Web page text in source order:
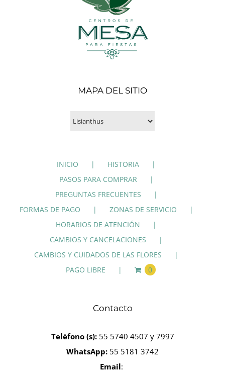
MAPA DEL SITIO
INICIO
HISTORIA
PASOS PARA COMPRAR
PREGUNTAS FRECUENTES
FORMAS DE PAGO
ZONAS DE SERVICIO
HORARIOS DE ATENCIÓN
CAMBIOS Y CANCELACIONES
CAMBIOS Y CUIDADOS DE LAS FLORES
PAGO LIBRE
0
Contacto
Teléfono (s):55 5740 4507 y 7997
WhatsApp: 55 5181 3742
Email: